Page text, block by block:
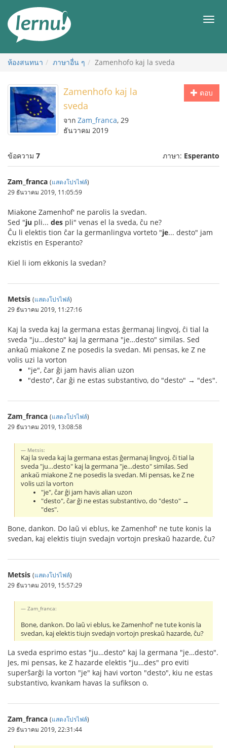
สารบัญ
เมนู
ห้องสนทนา ภาษาอื่น ๆ Zamenhofo kaj la sveda
ตอบ
Zamenhofo kaj la
sveda
จาก Zam_franca, 29
ธันวาคม 2019
ข้อความ 7 ภาษา: Esperanto
Zam_franca (แสดงโปรไฟล์)
29 ธันวาคม 2019, 11:05:59
Miakone Zamenhof' ne parolis la svedan.
Sed "ju pli... des pli" venas el la sveda, ĉu ne?
Ĉu li elektis tion ĉar la germanlingva vorteto "je... desto" jam
ekzistis en Esperanto?
Kiel li iom ekkonis la svedan?
Metsis (แสดงโปรไฟล์)
29 ธันวาคม 2019, 11:27:16
Kaj la sveda kaj la germana estas ĝermanaj lingvoj, ĉi tial la
sveda "ju…desto" kaj la germana "je…desto" similas. Sed
ankaŭ miakone Z ne posedis la svedan. Mi pensas, ke Z ne
volis uzi la vorton
"je", ĉar ĝi jam havis alian uzon
"desto", ĉar ĝi ne estas substantivo, do "desto" → "des".
Zam_franca (แสดงโปรไฟล์)
29 ธันวาคม 2019, 13:08:58
Metsis:
Kaj la sveda kaj la germana estas ĝermanaj lingvoj, ĉi tial la
sveda "ju…desto" kaj la germana "je…desto" similas. Sed
ankaŭ miakone Z ne posedis la svedan. Mi pensas, ke Z ne
volis uzi la vorton
"je", ĉar ĝi jam havis alian uzon
"desto", ĉar ĝi ne estas substantivo, do "desto" →
"des".
Bone, dankon. Do laŭ vi eblus, ke Zamenhof' ne tute konis la
svedan, kaj elektis tiujn svedajn vortojn preskaŭ hazarde, ĉu?
Metsis (แสดงโปรไฟล์)
29 ธันวาคม 2019, 15:57:29
Zam_franca:
Bone, dankon. Do laŭ vi eblus, ke Zamenhof' ne tute konis la
svedan, kaj elektis tiujn svedajn vortojn preskaŭ hazarde, ĉu?
La sveda esprimo estas "ju…desto" kaj la germana "je…desto".
Jes, mi pensas, ke Z hazarde elektis "ju…des" pro eviti
superŝarĝi la vorton "je" kaj havi vorton "desto", kiu ne estas
substantivo, kvankam havas la sufikson o.
Zam_franca (แสดงโปรไฟล์)
29 ธันวาคม 2019, 22:31:44